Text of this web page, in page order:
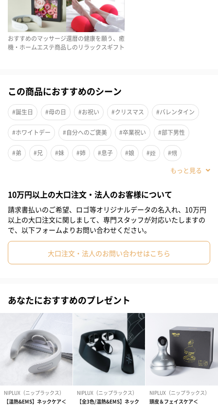
「NIPLUX（ニップラックス）」史上最も強力×最も振動！充実の
●4時間連続動作可能
●温熱アタッチメント
●5段階強さレベル調整
●10mm超ロングストローク
●高性能トルクモーター
●6種類のアタッチメント
ビッグストロークでダイナミックアプローチ
1分間に最大約3200回振動！トリガーポイントを強力パワーで打
ち砕きます。5段階の強さレベルを選べ、押しあてる強さで筋肉へ
の伝わり方も変わります。
おすすめのマッサージ
機・ホームエステ商品
還暦の健康を願う、癒
しのリラックスギフト
この商品におすすめのシーン
#誕生日 #母の日 #お祝い #クリスマス #バレンタイン
#ホワイトデー #自分へのご褒美 #卒業祝い #部下男性
#弟 #兄 #妹 #姉 #息子 #娘 #姪 #甥
#取引先男性
#親戚男性 #親戚女性 #男子高校生 #母親 #彼氏
#女友達 #男友達 #男性 #女性 #夫 #妻 #父親
#彼女 #祖母 #祖父 #上司女性 #上司男性
#男子大学生 #20代前半 #20代後半
10万円以上の大口注文・法人のお客様について
請求書払いのご希望、ロゴ等オリジナルデータの名入れ、10万円
以上の大口注文に関しまして、専門スタッフが対応いたしますの
で、以下フォームよりお問い合わせください。
大口注文・法人のお問い合わせはこちら
あなたにおすすめのプレゼント